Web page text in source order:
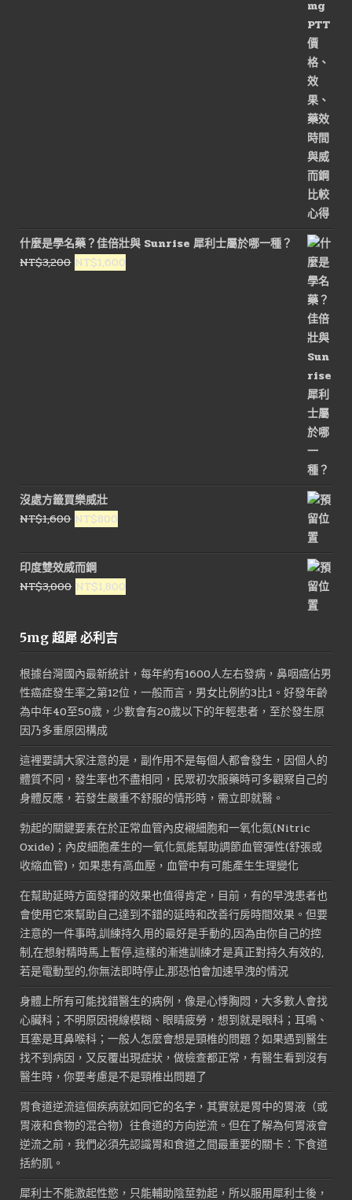
什麼是學名藥？佳倍壯與 Sunrise 犀利士屬於哪一種？
NT$3,200 原
NT$1,600
沒處方籤買樂威壯
NT$1,600 原
價
格：
NT$1,600。
NT$800
價
格：
NT$800。
印度雙效威而鋼
NT$3,000 原
格：
NT$1,800
5mg 超犀 必利吉
根據台灣國內最新統計，每年約有1600人左右發病，鼻咽癌佔男
性癌症發生率之第12位，一般而言，男女比例約3比1。好發年齡
為中年40至50歲，少數會有20歲以下的年輕患者，至於發生原
因乃多重原因構成
這裡要請大家注意的是，副作用不是每個人都會發生，因個人的
體質不同，發生率也不盡相同，民眾初次服藥時可多觀察自己的
身體反應，若發生嚴重不舒服的情形時，需立即就醫。
勃起的關鍵要素在於正常血管內皮襯細胞和一氧化氮(Nitric
Oxide)；內皮細胞產生的一氧化氮能幫助調節血管彈性(舒張或
收縮血管)，如果患有高血壓，血管中有可能產生生理變化
在幫助延時方面發揮的效果也值得肯定，目前，有的早洩患者也
會使用它來幫助自己達到不錯的延時和改善行房時間效果。但要
注意的一件事時,訓練持久用的最好是手動的,因為由你自己的控
制,在想射精時馬上暫停,這樣的漸進訓練才是真正對持久有效的,
若是電動型的,你無法即時停止,那恐怕會加速早洩的情況
身體上所有可能找錯醫生的病例，像是心悸胸悶，大多數人會找
心臟科；不明原因視線模糊、眼睛疲勞，想到就是眼科；耳鳴、
耳塞是耳鼻喉科；一般人怎麼會想是頸椎的問題？如果遇到醫生
找不到病因，又反覆出現症狀，做檢查都正常，有醫生看到沒有
醫生時，你要考慮是不是頸椎出問題了
胃食道逆流這個疾病就如同它的名字，其實就是胃中的胃液（或
胃液和食物的混合物）往食道的方向逆流。但在了解為何胃液會
逆流之前，我們必須先認識胃和食道之間最重要的關卡：下食道
括約肌。
犀利士不能激起性慾，只能輔助陰莖勃起，所以服用犀利士後，